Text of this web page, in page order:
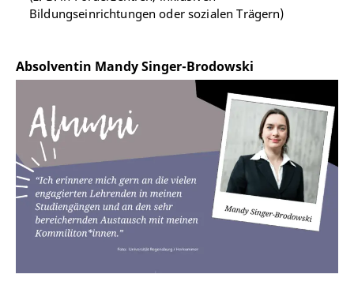
gehören auch beratende Tätigkeiten im Bereich der
sprachlich-kommunikativen Beeinträchtigungen. Ein
Präsentation des Förderschwerpunkts
Sprache & Kommunikation (pdf)
Bildungseinrichtungen oder sozialen Trägern)
Absolventin Mandy Singer-Brodowski